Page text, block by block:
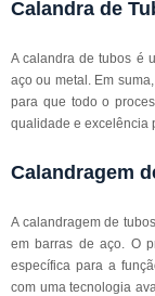
Calandra de
A calandra de tubos é
aço ou metal. Em
para que todo o
qualidade e excelência
Calandragem
A calandragem de
em barras de aço. O
específica para a
com uma tecnologia